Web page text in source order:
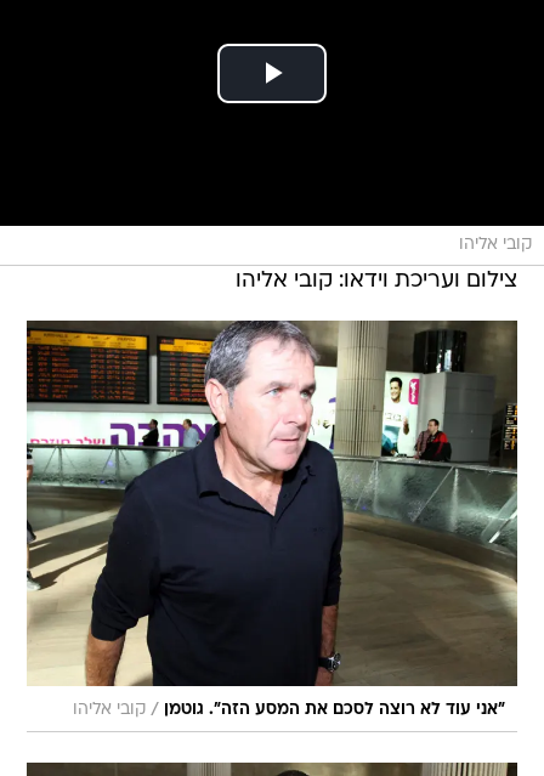
קובי אליהו
צילום ועריכת וידאו: קובי אליהו
"אני עוד לא רוצה לסכם את המסע הזה". גוטמן / קובי אליהו